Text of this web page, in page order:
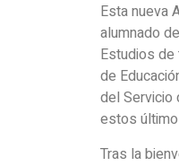
Esta nueva
alumnado
Estudios
de
del Servicio
estos
Tras la